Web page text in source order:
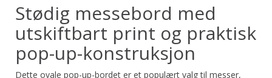
Stødig messebord med
utskiftbart print og praktisk
pop-up-konstruksjon
Dette ovale pop-up-bordet er et populært valg til messer,